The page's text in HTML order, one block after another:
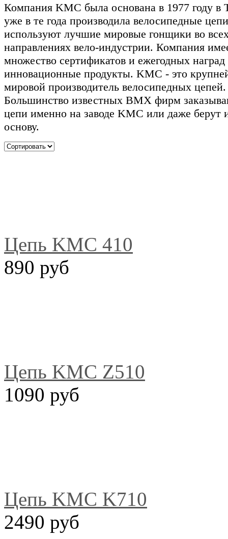
Компания KMC была основана в 1977 году в
уже в те года производила велосипедные
используют лучшие мировые гонщики во
направлениях вело-индустрии. Компания
множество сертификатов и ежегодных наград
инновационные продукты. KMC - это к
мировой производитель велосипедных цепей.
Большинство известных BMX фирм
цепи именно на заводе KMC или даже берут
основу.
Цепь KMC 410
890 руб
Цепь KMC Z510
1090 руб
Цепь KMC K710
2490 руб